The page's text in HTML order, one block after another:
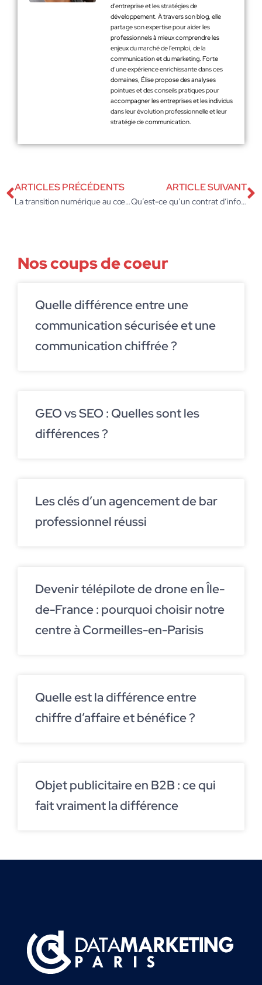
d'entreprise et les stratégies de
développement. À travers son blog, elle
partage son expertise pour aider les
professionnels à mieux comprendre les
enjeux du marché de l'emploi, de la
communication et du marketing. Forte
d’une expérience enrichissante dans ces
domaines, Élise propose des analyses
pointues et des conseils pratiques pour
accompagner les entreprises et les individus
dans leur évolution professionnelle et leur
stratégie de communication.
ARTICLES PRÉCÉDENTS
La transition numérique au cœur du développement de l’entreprise
ARTICLE SUIVANT
Qu’est-ce qu’un contrat d’infogérance?
Nos coups de coeur
Quelle différence entre une
communication sécurisée et une
communication chiffrée ?
GEO vs SEO : Quelles sont les
différences ?
Les clés d’un agencement de bar
professionnel réussi
Devenir télépilote de drone en Île-
de-France : pourquoi choisir notre
centre à Cormeilles-en-Parisis
Quelle est la différence entre
chiffre d’affaire et bénéfice ?
Objet publicitaire en B2B : ce qui
fait vraiment la différence